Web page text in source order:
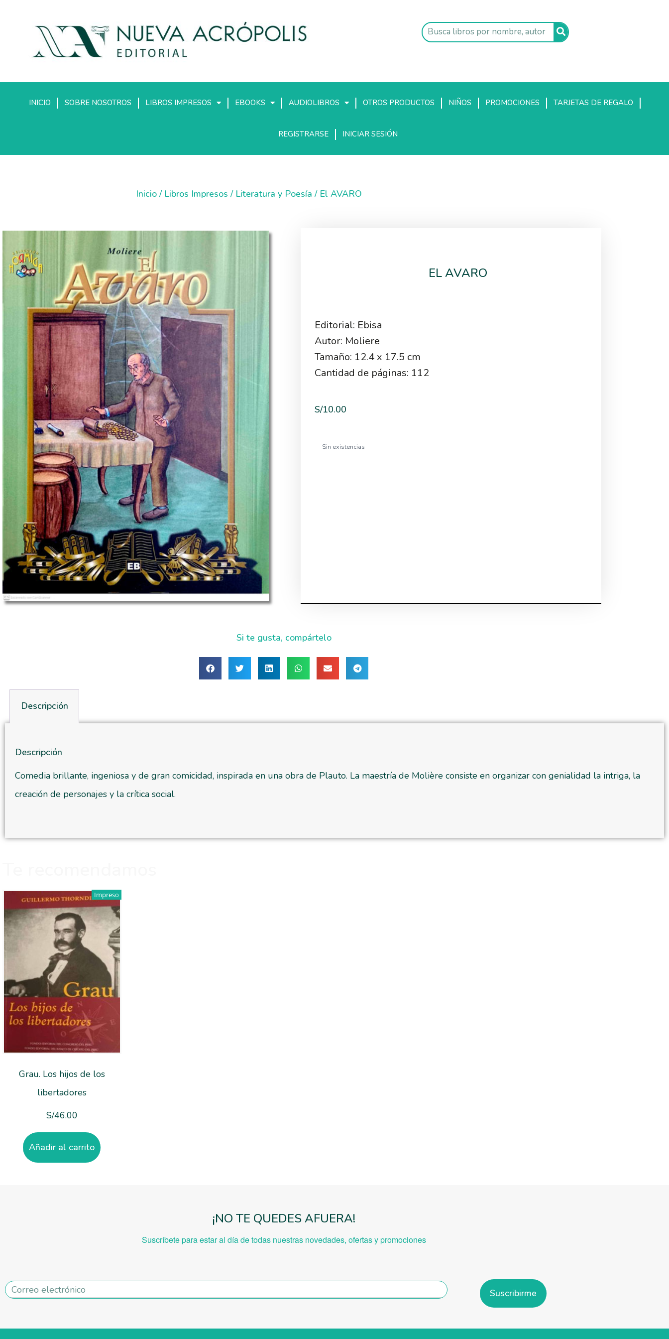
INICIO SOBRE NOSOTROS LIBROS IMPRESOS EBOOKS AUDIOLIBROS OTROS PRODUCTOS NIÑOS PROMOCIONES TARJETAS DE REGALO
REGISTRARSE INICIAR SESIÓN
Inicio/ Libros Impresos / Literatura y Poesía / El AVARO
EL AVARO
Editorial: Ebisa
Autor: Moliere
Tamaño: 12.4 x 17.5 cm
Cantidad de páginas: 112
S/10.00
Sin existencias
Si te gusta, compártelo
Descripción
Descripción
Comedia brillante, ingeniosa y de gran comicidad, inspirada en una obra de Plauto. La maestría de Molière consiste en organizar con genialidad la intriga, la
creación de personajes y la crítica social.
Impreso
Grau. Los hijos de los
libertadores
S/46.00
Añadir al carrito
¡NO TE QUEDES AFUERA!
Suscríbete para estar al día de todas nuestras novedades, ofertas y promociones
Suscribirme